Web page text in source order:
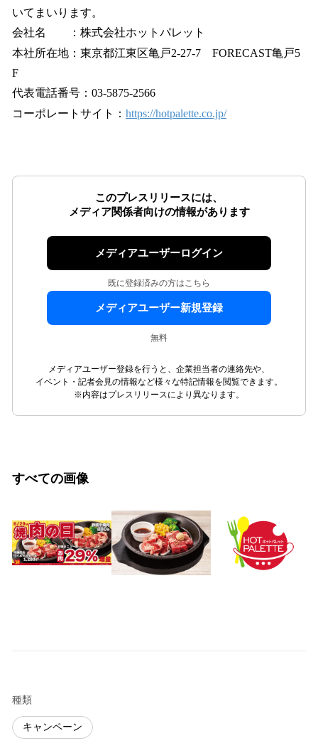
いてまいります。
会社名 ：株式会社ホットパレット
本社所在地：東京都江東区亀戸2-27-7 FORECAST亀戸5
F
代表電話番号：03-5875-2566
コーポレートサイト： https://hotpalette.co.jp/
このプレスリリースには、
メディア関係者向けの情報があります
メディアユーザーログイン
既に登録済みの方はこちら
メディアユーザー新規登録
無料
メディアユーザー登録を行うと、企業担当者の連絡先や、
イベント・記者会見の情報など様々な特記情報を閲覧できます。
※内容はプレスリリースにより異なります。
すべての画像
種類
キャンペーン